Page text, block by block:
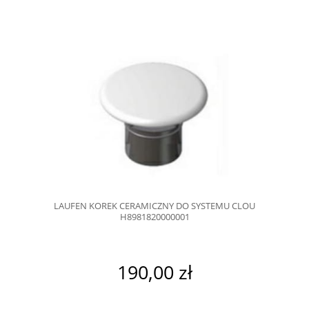
LAUFEN KOREK CERAMICZNY DO SYSTEMU CLOU
H8981820000001
190,00 zł